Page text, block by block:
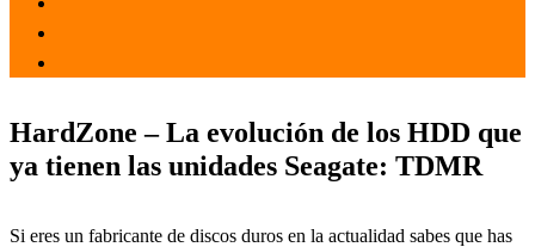
HardZone – La evolución de los HDD que
ya tienen las unidades Seagate: TDMR
Si eres un fabricante de discos duros en la actualidad sabes que has